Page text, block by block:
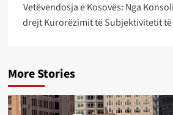
Vetëvendosja e Kosovës: Nga
drejt Kurorëzimit të Subjektivitetit
More Stories